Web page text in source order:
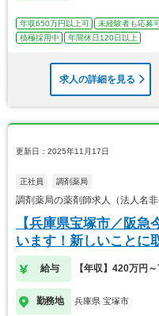
年収650万円以上可 未経験者も応募
積極採用中
年間休日120日以上
求人の詳細を見る
更新日：2025年11月17日
正社員 調剤薬局
調剤薬局の薬剤師求人（法人名
【兵庫県宝塚市／阪
います！新しいことに
給与 【年収】420万円
勤務地 兵庫県 宝塚市